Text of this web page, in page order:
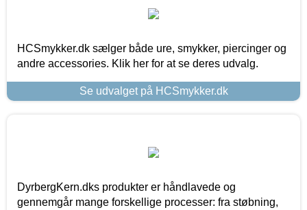
HCSmykker.dk sælger både ure, smykker, piercinger og
andre accessories. Klik her for at se deres udvalg.
Se udvalget på HCSmykker.dk
DyrbergKern.dks produkter er håndlavede og
gennemgår mange forskellige processer: fra støbning,